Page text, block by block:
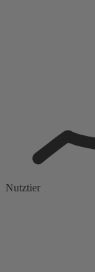
Nutztier